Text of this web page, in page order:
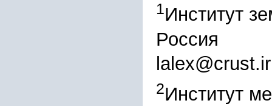
1Институт
Россия
2Институт